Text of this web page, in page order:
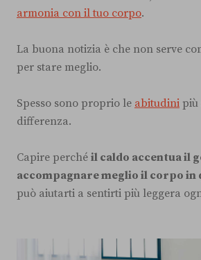
armonia con il tuo corpo.
La buona notizia è che non serve
per stare meglio.
Spesso sono proprio le abitudini più
differenza.
Capire perché il caldo accentua il
accompagnare meglio il corpo in
può aiutarti a sentirti più leggera